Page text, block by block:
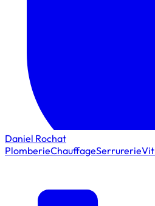
Daniel Rochat
PlomberieChauffageSerrurerie